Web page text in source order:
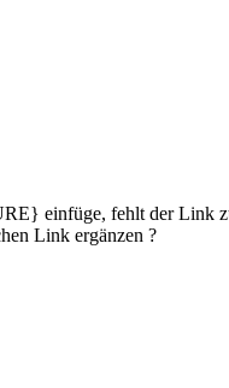
einfüge, fehlt der
Link ergänzen ?